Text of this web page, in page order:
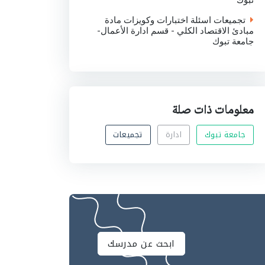
تجميعات اسئلة اختبارات وكويزات مادة
مبادئ الاقتصاد الكلي - قسم ادارة الأعمال-
جامعة تبوك
معلومات ذات صلة
جامعة تبوك ادارة تجميعات
ابحث عن مدرسك